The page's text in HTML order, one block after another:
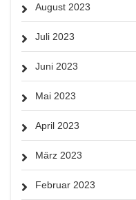
August 2023
Juli 2023
Juni 2023
Mai 2023
April 2023
März 2023
Februar 2023